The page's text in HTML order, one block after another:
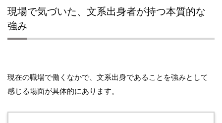
現場で気づいた、文系出身者が持つ本質的な
強み
現在の職場で働くなかで、文系出身であることを強みとして
感じる場面が具体的にあります。